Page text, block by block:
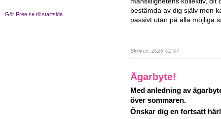
Gör Free.se till startsida
bestämda av dig själv men
passivt utan på alla möjliga
Skriven: 2025-01-07
Ägarbyte!
Med anledning av
över sommaren.
Önskar dig en fortsatt